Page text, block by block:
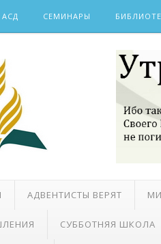
СЕМИНАРЫ
АДВЕНТИСТЫ ВЕРЯТ
СУББОТНЯЯ ШКОЛА